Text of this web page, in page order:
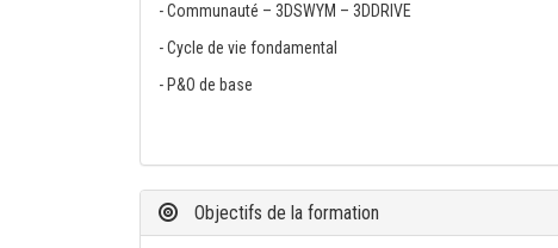
- Communauté – 3DSWYM – 3DDRIVE
- Cycle de vie fondamental
- P&O de base
Objectifs de la formation